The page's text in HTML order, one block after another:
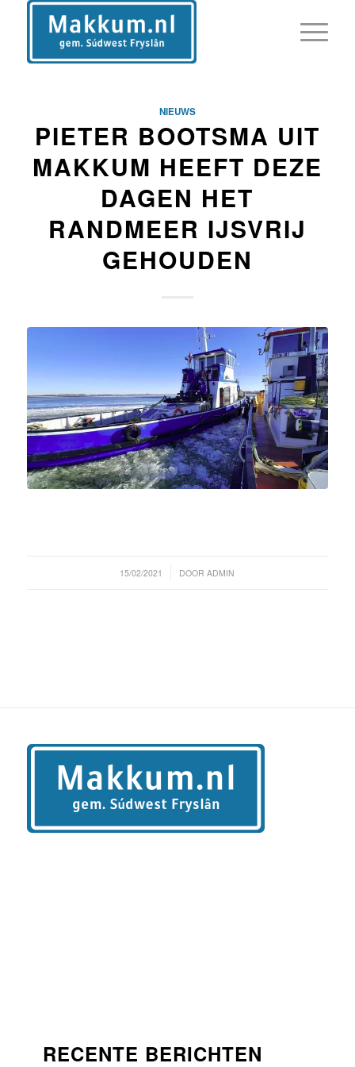
NIEUWS
PIETER BOOTSMA UIT
MAKKUM HEEFT DEZE
DAGEN HET
RANDMEER IJSVRIJ
GEHOUDEN
15/02/2021
/ DOORADMIN
RECENTE BERICHTEN